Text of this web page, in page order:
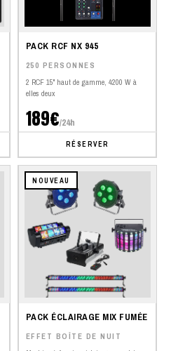
PACK RCF NX 945
250 PERSONNES
2 RCF 15" haut de gamme, 4200 W à
elles deux
189€/24h
RÉSERVER
NOUVEAU
PACK ÉCLAIRAGE MIX FUMÉE
EFFET BOÎTE DE NUIT